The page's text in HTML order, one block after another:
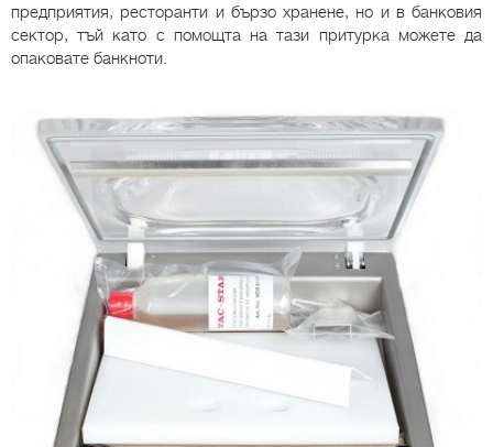
предприятия, ресторанти и бързо хранене, но и в банковия
сектор, тъй като с помощта на тази притурка можете да
опаковате банкноти.